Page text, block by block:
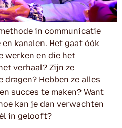
in communicatie
kanalen. Het gaat óók
werken en die het
verhaal? Zijn ze
Hebben ze alles
succes te maken? Want
kan je dan verwachten
in gelooft?